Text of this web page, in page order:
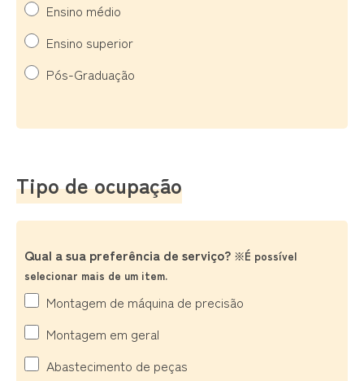
Ensino médio
Ensino superior
Pós-Graduação
Tipo de ocupação
Qual a sua preferência de serviço? ※É possível
selecionar mais de um item.
Montagem de máquina de precisão
Montagem em geral
Abastecimento de peças